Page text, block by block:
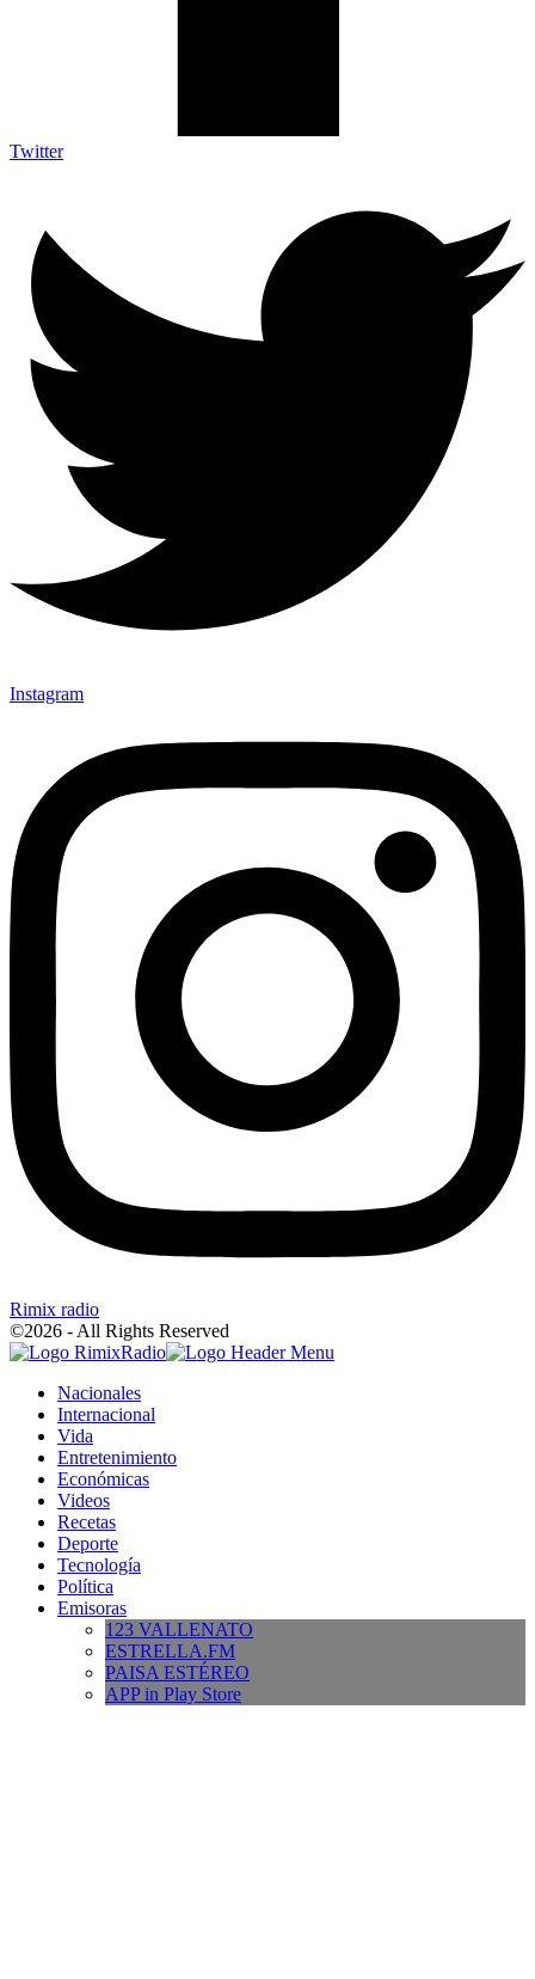
Twitter
Instagram
Rimix radio
©2026 - All Rights Reserved
Nacionales
Internacional
Vida
Entretenimiento
Económicas
Videos
Recetas
Deporte
Tecnología
Política
Emisoras
123 VALLENATO
ESTRELLA.FM
PAISA ESTÉREO
APP in Play Store